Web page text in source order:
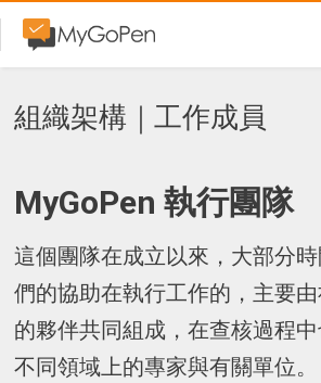
組織架構｜工作成員
MyGoPen 執行團隊
這個團隊在成立以來，大部分
們的協助在執行工作的，主要
的夥伴共同組成，在查核過程
不同領域上的專家與有關單位。